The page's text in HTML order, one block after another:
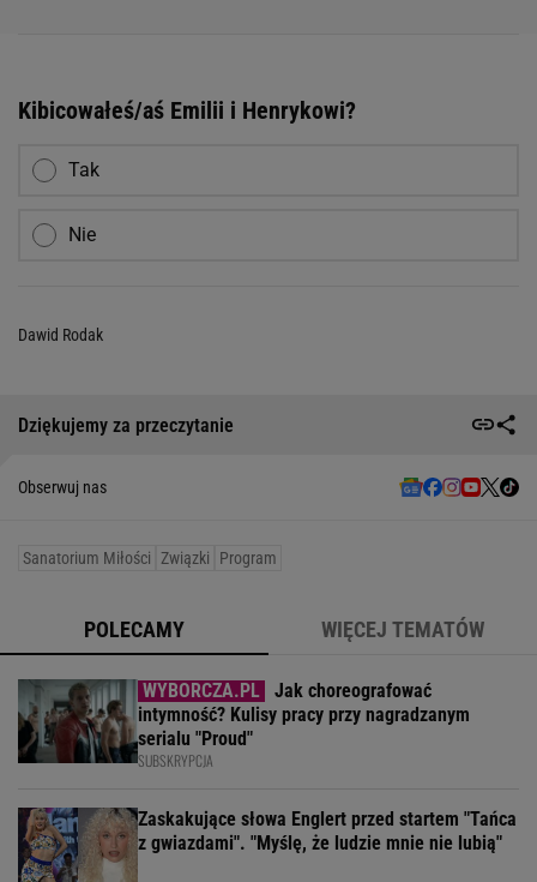
Kibicowałeś/aś Emilii i Henrykowi?
Tak
Nie
Dawid Rodak
Dziękujemy za przeczytanie
Obserwuj nas
Sanatorium Miłości Związki Program
POLECAMY WIĘCEJ TEMATÓW
Jak choreografować
intymność? Kulisy pracy przy nagradzanym
serialu "Proud"
SUBSKRYPCJA
Zaskakujące słowa Englert przed startem "Tańca
z gwiazdami". "Myślę, że ludzie mnie nie lubią"